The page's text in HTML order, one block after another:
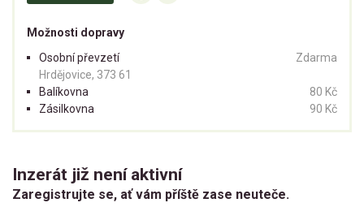
Možnosti dopravy
Osobní převzetí
Hrdějovice, 373 61
Zdarma
Balíkovna
80 Kč
Zásilkovna
90 Kč
Inzerát již není aktivní
Zaregistrujte se, ať vám příště zase neuteče.